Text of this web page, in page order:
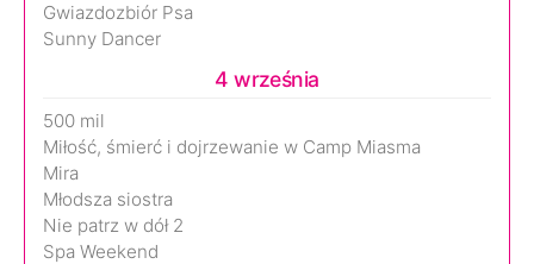
Gwiazdozbiór Psa
Sunny Dancer
4 września
500 mil
Miłość, śmierć i dojrzewanie w Camp Miasma
Mira
Młodsza siostra
Nie patrz w dół 2
Spa Weekend